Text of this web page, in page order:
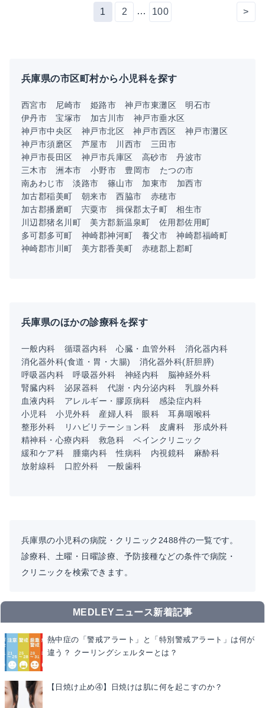
1 2 … 100 >
兵庫県の市区町村から小児科を探す
西宮市 尼崎市 姫路市 神戸市東灘区
明石市
伊丹市
宝塚市 加古川市
神戸市垂水区
神戸市中央区
神戸市北区 神戸市西区
神戸市灘区
神戸市須磨区
芦屋市 川西市
三田市
神戸市長田区
神戸市兵庫区 高砂市
丹波市
三木市
洲本市 小野市 豊岡市
たつの市
南あわじ市
淡路市 篠山市 加東市
加西市
加古郡稲美町
朝来市 西脇市
赤穂市
加古郡播磨町
宍粟市 揖保郡太子町
相生市
川辺郡猪名川町
美方郡新温泉町
佐用郡佐用町
多可郡多可町
神崎郡神河町 養父市
神崎郡福崎町
神崎郡市川町
美方郡香美町 赤穂郡上郡町
兵庫県のほかの診療科を探す
一般内科 循環器内科 心臓・血管外科
消化器内科
消化器外科(食道・胃・大腸)
消化器外科(肝胆膵)
呼吸器内科
呼吸器外科 神経内科
脳神経外科
腎臓内科
泌尿器科 代謝・内分泌内科
乳腺外科
血液内科
アレルギー・膠原病科
感染症内科
小児科
小児外科 産婦人科 眼科
耳鼻咽喉科
整形外科
リハビリテーション科 皮膚科
形成外科
精神科・心療内科
救急科
ペインクリニック
緩和ケア科
腫瘍内科 性病科 内視鏡科
麻酔科
放射線科
口腔外科 一般歯科
兵庫県の小児科の病院・クリニック2488件の一覧です。
診療科、土曜・日曜診療、予防接種などの条件で病院・
クリニックを検索できます。
MEDLEYニュース新着記事
熱中症の「警戒アラート」と「特別警戒アラート」は何が
違う？ クーリングシェルターとは？
【日焼け止め④】日焼けは肌に何を起こすのか？